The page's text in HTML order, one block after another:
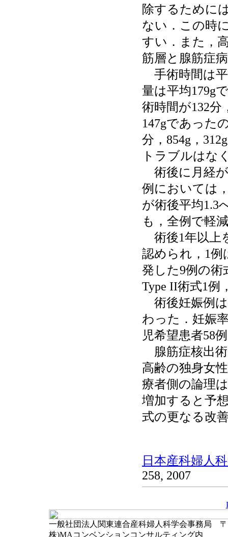
除するために
ない．この時
すい．また，
筋層と腺筋症
手術時間は平
量は平均179g
術時間が132分
147gであった
分，854g，
トラブルはな
術後に月経が
例においては
が術後平均1.3
も，全例で軽
術後1年以上
認められ，1例
発した9例の術
Type II術式1例
術後妊娠例は
わった．妊娠
児希望患者58
腺筋症核出
高齢の独身女
療者側の論理
増加すると予
式の更なる改
日本産科婦人
258, 2007
一般社団法人関東連合産科婦人科学会事務局 〒
株)MAコンベンションコンサルティング内